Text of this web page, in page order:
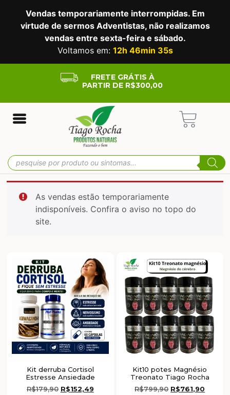
Vendas temporariamente interrompidas. Em
virtude de sermos Adventistas, não realizamos
vendas entre sexta-feira e sábado.
Voltamos em: 12h 46min 34s
FRETE GRÁTIS À
PARTIR DE R$300,00
As vendas estão temporariamente
indisponíveis. Confira o aviso no topo do
site.
Kit derruba Cortisol
Estresse Ansiedade
R$179,90 R$152,49
Kit10 potes Magnésio
Treonato Tiago Rocha
R$799,90 R$761,90